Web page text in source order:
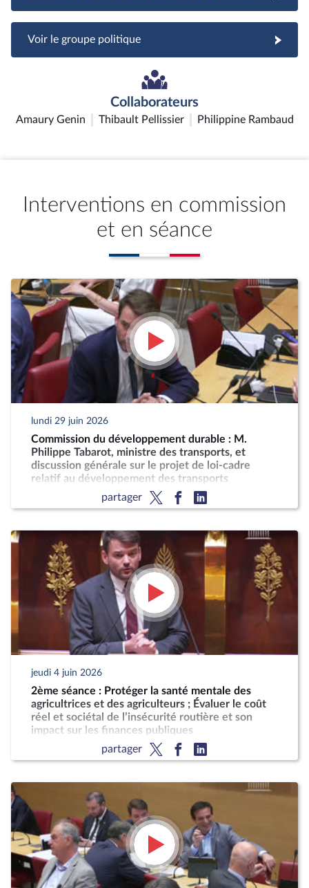
Voir le groupe politique
Collaborateurs
Amaury Genin Thibault Pellissier Philippine Rambaud
Interventions en commission
et en séance
lundi 29 juin 2026
Commission du développement durable : M.
Philippe Tabarot, ministre des transports, et
discussion générale sur le projet de loi-cadre
relatif au développement des transports
partager
jeudi 4 juin 2026
2ème séance : Protéger la santé mentale des
agricultrices et des agriculteurs ; Évaluer le coût
réel et sociétal de l’insécurité routière et son
impact sur les finances publiques
partager